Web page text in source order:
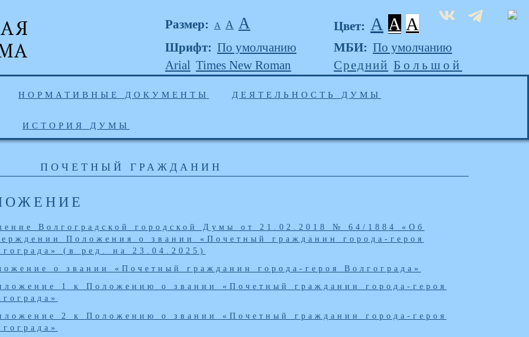
Размер: А А А Цвет: A A A
Шрифт: По умолчанию
Arial Times New Roman
МБИ: По умолчанию
Средний Большой
НОРМАТИВНЫЕ ДОКУМЕНТЫ ДЕЯТЕЛЬНОСТЬ ДУМЫ
ИСТОРИЯ ДУМЫ
ПОЧЕТНЫЙ ГРАЖДАНИН
Волгоградской городской Думы от 21.02.2018 № 64/1884 «Об
Положения о звании «Почетный гражданин города-героя
(в ред. на 23.04.2025)
о звании «Почетный гражданин города-героя Волгограда»
1 к Положению о звании «Почетный гражданин города-героя
2 к Положению о звании «Почетный гражданин города-героя